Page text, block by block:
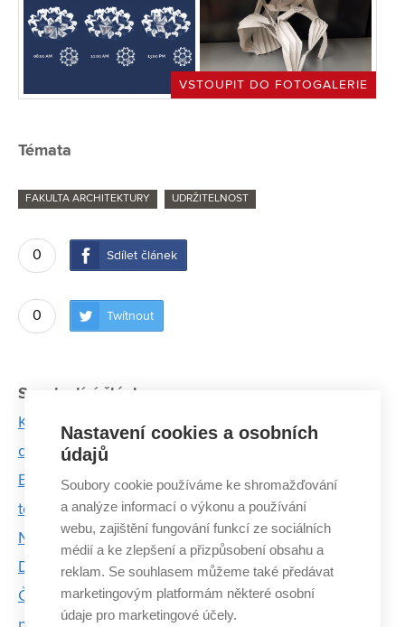
VSTOUPIT DO FOTOGALERIE
Témata
FAKULTA ARCHITEKTURY UDRŽITELNOST
0 Sdílet článek
0 Twítnout
Související články:
Když máte fištróna, postavíte z hlíny i šestipodlažní
dům, říká Zdeněk Vejpustek z FA VUT
BIOM Research Project: Architekti z VUT budou
testovat technologii, která může uživit celá města
Novinka z VUT na veletrhu Gaudeamus Brno:
Dřevostavba s mraky nápadů
Česko budoucnosti. Mladí architekti představili více
Nastavení cookies a osobních
údajů
Soubory cookie používáme ke shromažďování
a analýze informací o výkonu a používání
webu, zajištění fungování funkcí ze sociálních
médií a ke zlepšení a přizpůsobení obsahu a
reklam. Se souhlasem můžeme také předávat
marketingovým platformám některé osobní
údaje pro marketingové účely.